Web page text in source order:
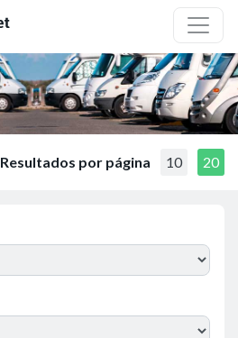
Resultados por página 10 20